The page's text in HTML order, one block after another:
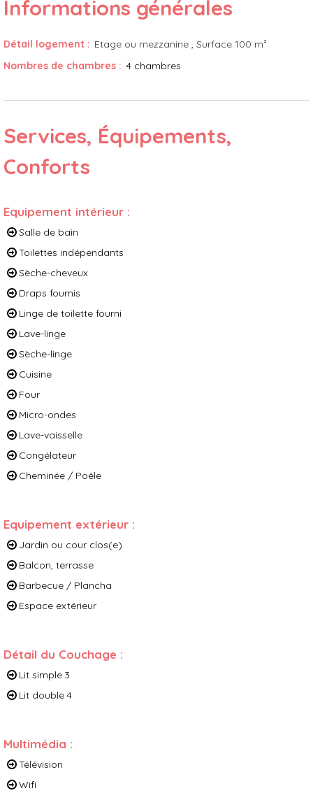
Informations générales
Détail logement : Etage ou mezzanine Surface 100 m²
Nombres de chambres : 4 chambres
Services, Équipements,
Conforts
Equipement intérieur :
Salle de bain
Toilettes indépendants
Sèche-cheveux
Draps fournis
Linge de toilette fourni
Lave-linge
Sèche-linge
Cuisine
Four
Micro-ondes
Lave-vaisselle
Congélateur
Cheminée / Poêle
Equipement extérieur :
Jardin ou cour clos(e)
Balcon, terrasse
Barbecue / Plancha
Espace extérieur
Détail du Couchage :
Lit simple 3
Lit double4
Multimédia :
Télévision
Wifi